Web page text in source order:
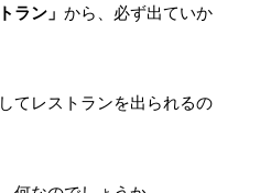
ラン」 から、必ず出ていか
てレストランを出られるの